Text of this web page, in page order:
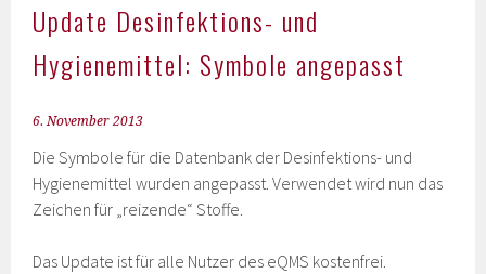
Update Desinfektions- und
Hygienemittel: Symbole angepasst
6. November 2013
Die Symbole für die Datenbank der Desinfektions- und
Hygienemittel wurden angepasst. Verwendet wird nun das
Zeichen für „reizende“ Stoffe.
Das Update ist für alle Nutzer des eQMS kostenfrei.